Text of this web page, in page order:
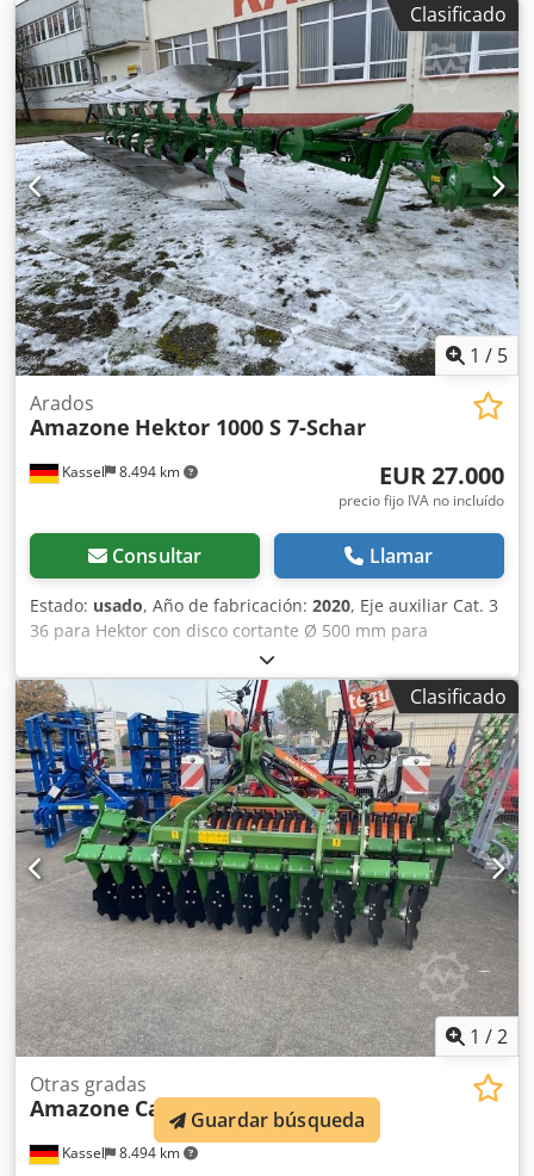
Clasificado
1 / 5
Kassel 8.494 km
Arados
Amazone Hektor 1000 S 7-Schar
EUR 27.000
precio fijo IVA no incluído
Consultar Llamar
Estado: usado, Año de fabricación: 2020, Eje auxiliar Cat. 3
36 para Hektor con disco cortante Ø 500 mm para
liberación hidráulica de piedras / delantero con pre-arado
pesado G1 ajustable, iluminación trasera LED, señalización
frontal / sistema antirrobo, homologación de tipo UE 40
km/h - arado reversible de arrastre completo - RH 82 /
ampliable Dkedethk U Tjpfx Akwer
Clasificado
1 /2
Kassel 8.494 km
Otras gradas
Amazone Catros+ 3003
Guardar búsqueda